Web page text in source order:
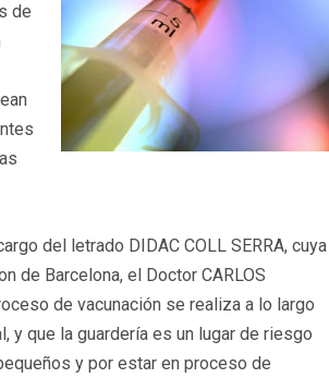
de
del letrado DIDAC COLL SERRA, cuya
de Barcelona, el Doctor CARLOS
de vacunación se realiza a lo largo
y que la guardería es un lugar de riesgo
y por estar en proceso de